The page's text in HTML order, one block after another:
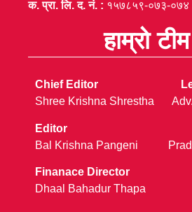
क. प्रा. लि. द. नं. : १५७८५९-०७३-०७४
हाम्रो टीम
Chief Editor
Shree Krishna Shrestha
Editor
Bal Krishna Pangeni
Finanace Director
Dhaal Bahadur Thapa